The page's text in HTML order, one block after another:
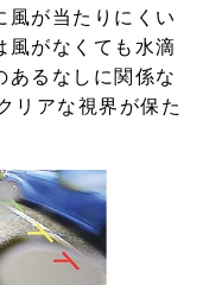
風が当たりにくい
風がなくても水滴
あるなしに関係な
リアな視界が保た